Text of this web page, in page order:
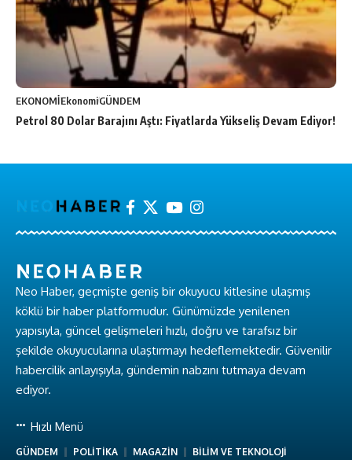
EKONOMİEkonomiGÜNDEM
Petrol 80 Dolar Barajını Aştı: Fiyatlarda Yükseliş Devam Ediyor!
Neo Haber, geçmişte geniş bir okuyucu kitlesine ulaşmış
köklü bir haber platformudur. Günümüzde yenilenen
yapısıyla, güncel gelişmeleri hızlı, doğru ve tarafsız bir
şekilde okuyucularına ulaştırmayı hedeflemektedir. Güvenilir
habercilik anlayışıyla, gündemin nabzını tutmaya devam
ediyor.
Hızlı Menü
GÜNDEM POLİTİKA MAGAZİN BİLİM VE TEKNOLOJİ